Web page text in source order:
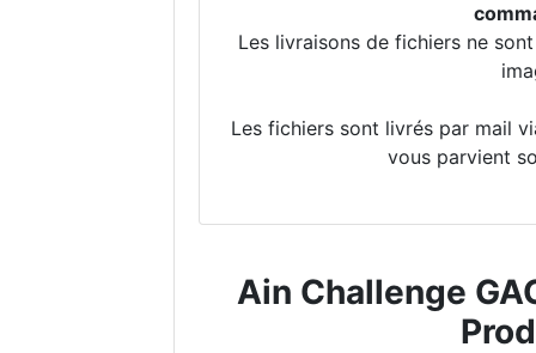
Les livraisons de fichiers ne
Les fichiers sont livrés par mail
vous parvient
Ain Challenge